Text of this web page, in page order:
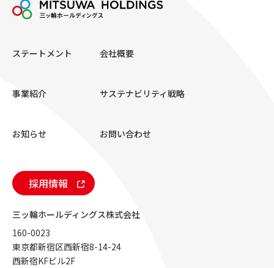
ジ
り
ステートメント 会社概要
事業紹介 サステナビリティ戦略
お知らせ お問い合わせ
採用情報
三ッ輪ホールディングス株式会社
160-0023
東京都新宿区西新宿8-14-24
西新宿KFビル2F